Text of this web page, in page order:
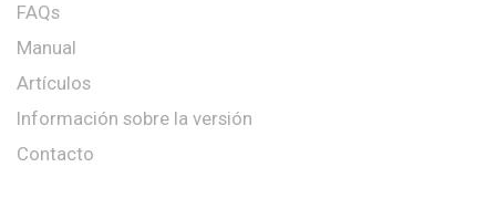
FAQs
Manual
Artículos
Información sobre la versión
Contacto